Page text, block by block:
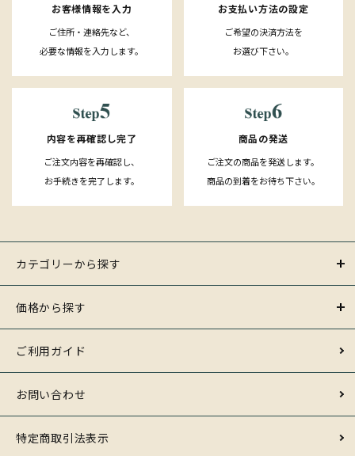
お客様情報を入力
ご住所・連絡先など、
必要な情報を入力します。
お支払い方法の設定
ご希望の決済方法を
お選び下さい。
内容を再確認し完了
ご注文内容を再確認し、
お手続きを完了します。
商品の発送
ご注文の商品を発送します。
商品の到着をお待ち下さい。
カテゴリーから探す
価格から探す
ご利用ガイド
お問い合わせ
特定商取引法表示